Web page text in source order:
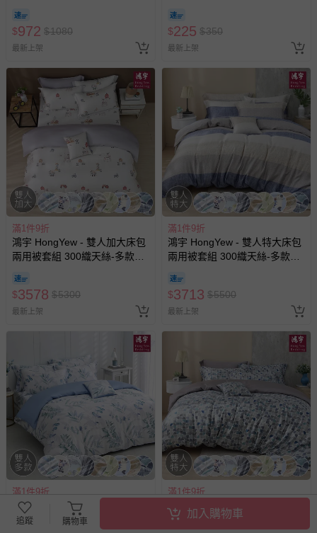
$972 $1080
最新上架
$225 $350
最新上架
滿1件9折
鴻宇 HongYew - 雙人加大床包
兩用被套組 300織天絲-多款任
$3578 $5300
最新上架
滿1件9折
鴻宇 HongYew - 雙人特大床包
兩用被套組 300織天絲-多款任
$3713 $5500
最新上架
滿1件9折
鴻宇 HongYew - 雙人床包兩用
被套組 300織天絲-多款任選
滿1件9折
鴻宇 HongYew - 雙人特大床包
薄被套組 300織天絲-多款任選
追蹤 購物車
加入購物車